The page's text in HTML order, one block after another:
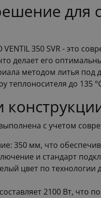
для
VENTIL 350 SVR - это
делает его
методом литья под
теплоносителя до 135
с учетом
350 мм, что
и стандарт
цвет по технологии
2100 Вт, что